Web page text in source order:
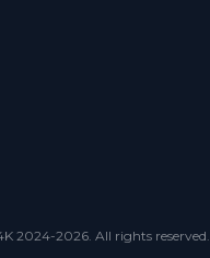
2024-2026. All rights reserved.